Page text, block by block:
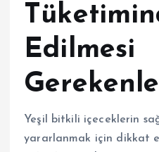
Edilmesi
Yeşil bitkili içeceklerin
yararlanmak için dikkat